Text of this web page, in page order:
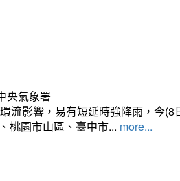
央氣象署
流影響，易有短延時強降雨，今
桃園市山區、臺中市... more...